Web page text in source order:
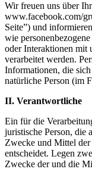
Wir freuen uns über
www.facebook.com/
Seite”) und
wie
oder Interaktionen mit
verarbeitet werden.
Informationen, die
natürliche Person (im
II. Verantwortliche
Ein für die
juristische Person, die
Zwecke und Mittel der
entscheidet. Legen
Zwecke der und die